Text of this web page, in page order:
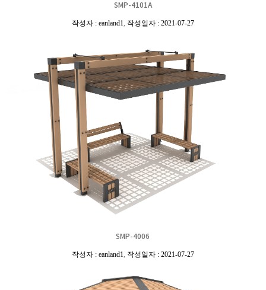
SMP-4101A
작성자 : eanland1, 작성일자 : 2021-07-27
SMP-4006
작성자 : eanland1, 작성일자 : 2021-07-27